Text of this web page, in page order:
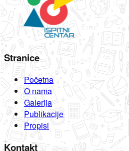
Stranice
Početna
O nama
Galerija
Publikacije
Propisi
Kontakt